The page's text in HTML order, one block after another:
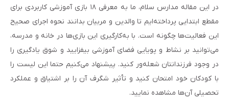
در این مقاله مدارس سلام، ما به معرفی ۱۸ بازی آموزشی کاربردی برای
مقطع ابتدایی پرداخته‌ایم تا والدین و مربیان بدانند نحوه اجرای صحیح
این فعالیت‌ها چگونه است. با به‌کارگیری این بازی‌ها در خانه و مدرسه،
می‌توانید بر نشاط و پویایی فضای آموزشی بیفزایید و شوق یادگیری را
در وجود فرزندانتان شعله‌ور کنید. پیشنهاد می‌کنیم حتما این لیست را
با کودکان خود امتحان کنید و تأثیر شگرف آن را بر اشتیاق و عملکرد
تحصیلی آن‌ها مشاهده نمایید.